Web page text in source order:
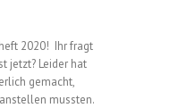
2020! Ihr fragt
jetzt? Leider hat
gemacht,
mussten.